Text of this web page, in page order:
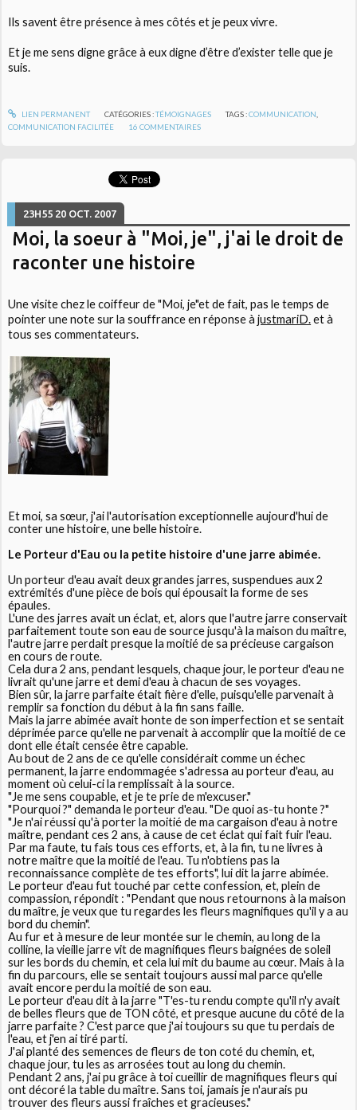
Ils savent être présence à mes côtés et je peux vivre.
Et je me sens digne grâce à eux digne d’être d’exister telle que je
suis.
LIEN PERMANENT CATÉGORIES :TÉMOIGNAGES TAGS :COMMUNICATION
COMMUNICATION FACILITÉE
16 COMMENTAIRES
23H55 20 OCT. 2007
Moi, la soeur à "Moi, je", j'ai le droit de
raconter une histoire
Une visite chez le coiffeur de "Moi, je"et de fait, pas le temps de
pointer une note sur la souffrance en réponse àjustmariD.et à
tous ses commentateurs.
Et moi, sa sœur, j'ai l'autorisation exceptionnelle aujourd'hui de
conter une histoire, une belle histoire.
Le Porteur d'Eau ou la petite histoire d'une jarre abimée.
Un porteur d'eau avait deux grandes jarres, suspendues aux 2
extrémités d'une pièce de bois qui épousait la forme de ses
épaules.
L'une des jarres avait un éclat, et, alors que l'autre jarre conservait
parfaitement toute son eau de source jusqu'à la maison du maître,
l'autre jarre perdait presque la moitié de sa précieuse cargaison
en cours de route.
Cela dura 2 ans, pendant lesquels, chaque jour, le porteur d'eau ne
livrait qu'une jarre et demi d'eau à chacun de ses voyages.
Bien sûr, la jarre parfaite était fière d'elle, puisqu'elle parvenait à
remplir sa fonction du début à la fin sans faille.
Mais la jarre abimée avait honte de son imperfection et se sentait
déprimée parce qu'elle ne parvenait à accomplir que la moitié de ce
dont elle était censée être capable.
Au bout de 2 ans de ce qu'elle considérait comme un échec
permanent, la jarre endommagée s'adressa au porteur d'eau, au
moment où celui-ci la remplissait à la source.
"Je me sens coupable, et je te prie de m'excuser."
"Pourquoi ?" demanda le porteur d'eau. "De quoi as-tu honte ?"
"Je n'ai réussi qu'à porter la moitié de ma cargaison d'eau à notre
maître, pendant ces 2 ans, à cause de cet éclat qui fait fuir l'eau.
Par ma faute, tu fais tous ces efforts, et, à la fin, tu ne livres à
notre maître que la moitié de l'eau. Tu n'obtiens pas la
reconnaissance complète de tes efforts", lui dit la jarre abimée.
Le porteur d'eau fut touché par cette confession, et, plein de
compassion, répondit : "Pendant que nous retournons à la maison
du maître, je veux que tu regardes les fleurs magnifiques qu'il y a au
bord du chemin".
Au fur et à mesure de leur montée sur le chemin, au long de la
colline, la vieille jarre vit de magnifiques fleurs baignées de soleil
sur les bords du chemin, et cela lui mit du baume au cœur. Mais à la
fin du parcours, elle se sentait toujours aussi mal parce qu'elle
avait encore perdu la moitié de son eau.
Le porteur d'eau dit à la jarre "T'es-tu rendu compte qu'il n'y avait
de belles fleurs que de TON côté, et presque aucune du côté de la
jarre parfaite ? C'est parce que j'ai toujours su que tu perdais de
l'eau, et j'en ai tiré parti.
J'ai planté des semences de fleurs de ton coté du chemin, et,
chaque jour, tu les as arrosées tout au long du chemin.
Pendant 2 ans, j'ai pu grâce à toi cueillir de magnifiques fleurs qui
ont décoré la table du maître. Sans toi, jamais je n'aurais pu
trouver des fleurs aussi fraîches et gracieuses."